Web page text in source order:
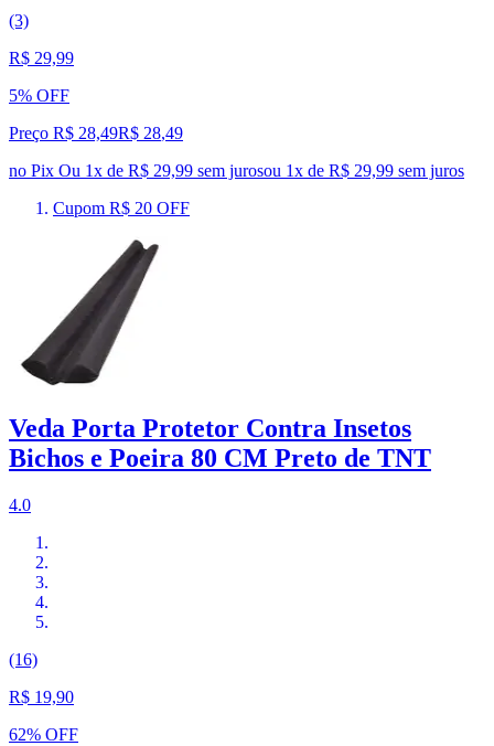
(3)
R$ 29,99
5% OFF
Preço R$ 28,49R$ 28,49
no Pix Ou 1x de R$ 29,99 sem jurosou 1x de R$ 29,99 sem juros
Cupom R$ 20 OFF
Veda Porta Protetor Contra Insetos
Bichos e Poeira 80 CM Preto de TNT
4.0
(16)
R$ 19,90
62% OFF